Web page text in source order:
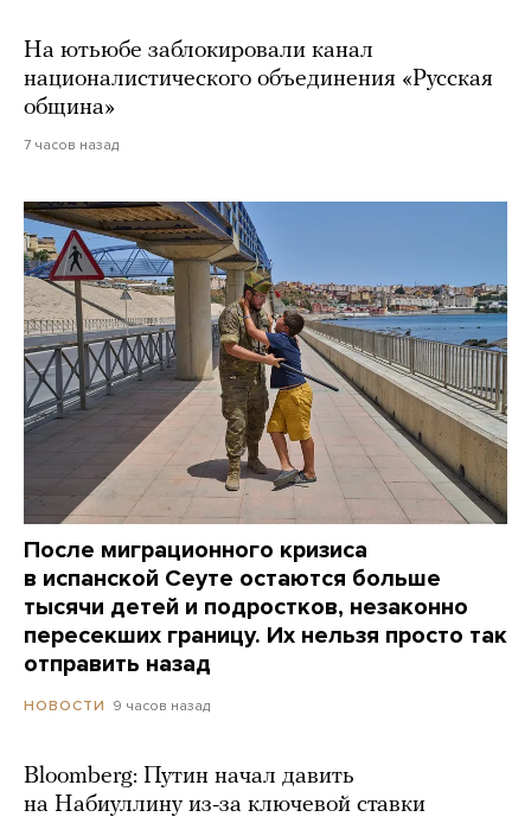
На ютьюбе заблокировали канал
националистического объединения «Русская
община»
7 часов назад
После миграционного кризиса
в испанской Сеуте остаются больше
тысячи детей и подростков, незаконно
пересекших границу. Их нельзя просто так
отправить назад
НОВОСТИ 9 часов назад
Bloomberg: Путин начал давить
на Набиуллину из-за ключевой ставки